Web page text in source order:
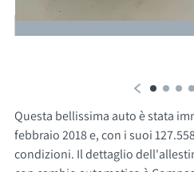
Da un'altra
Questa bellissima auto è stata
febbraio 2018 e, con i suoi
condizioni. Il dettaglio